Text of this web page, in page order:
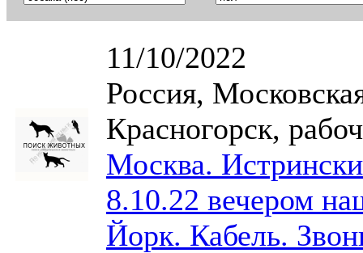
11/10/2022
Россия,
Красногорск,
Москва.
8.10.22 вечером
Йорк. Кабель.